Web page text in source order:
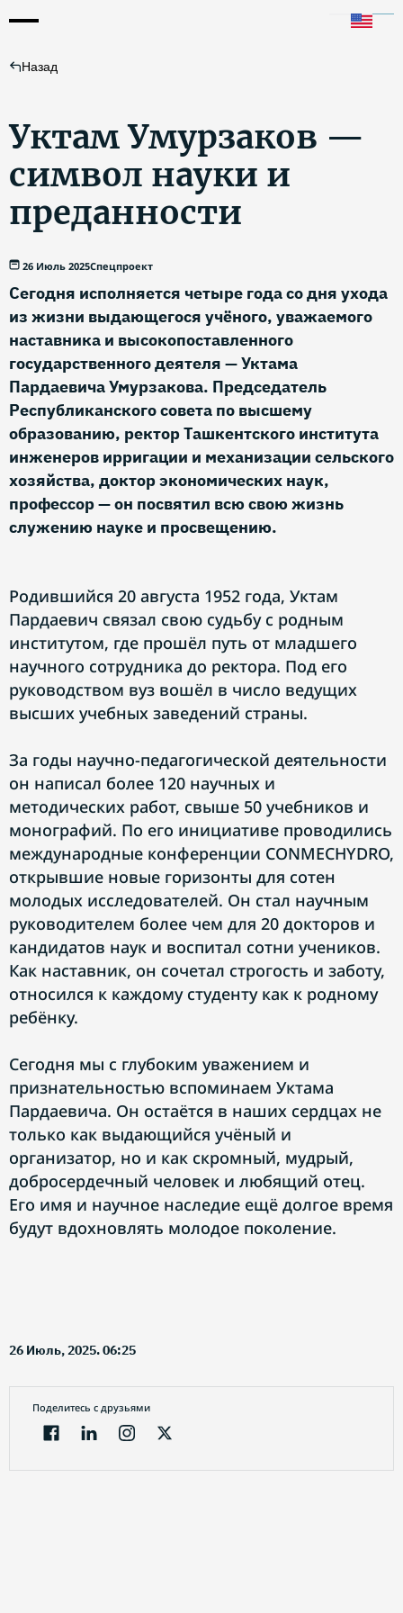
Назад
Уктам Умурзаков —
символ науки и
преданности
26 Июль 2025Спецпроект
Сегодня исполняется четыре года со дня ухода
из жизни выдающегося учёного, уважаемого
наставника и высокопоставленного
государственного деятеля — Уктама
Пардаевича Умурзакова. Председатель
Республиканского совета по высшему
образованию, ректор Ташкентского института
инженеров ирригации и механизации сельского
хозяйства, доктор экономических наук,
профессор — он посвятил всю свою жизнь
служению науке и просвещению.
Родившийся 20 августа 1952 года, Уктам
Пардаевич связал свою судьбу с родным
институтом, где прошёл путь от младшего
научного сотрудника до ректора. Под его
руководством вуз вошёл в число ведущих
высших учебных заведений страны.
За годы научно-педагогической деятельности
он написал более 120 научных и
методических работ, свыше 50 учебников и
монографий. По его инициативе проводились
международные конференции CONMECHYDRO,
открывшие новые горизонты для сотен
молодых исследователей. Он стал научным
руководителем более чем для 20 докторов и
кандидатов наук и воспитал сотни учеников.
Как наставник, он сочетал строгость и заботу,
относился к каждому студенту как к родному
ребёнку.
Сегодня мы с глубоким уважением и
признательностью вспоминаем Уктама
Пардаевича. Он остаётся в наших сердцах не
только как выдающийся учёный и
организатор, но и как скромный, мудрый,
добросердечный человек и любящий отец.
Его имя и научное наследие ещё долгое время
будут вдохновлять молодое поколение.
26 Июль, 2025. 06:25
Поделитесь с друзьями